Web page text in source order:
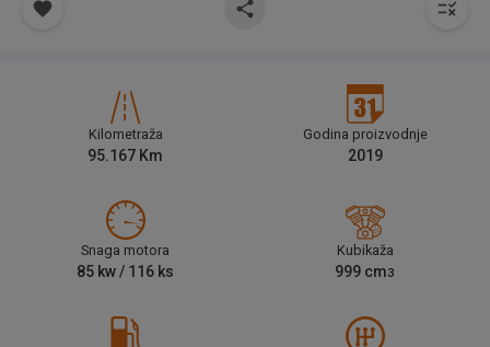
Kilometraža
95.167 Km
Godina proizvodnje
2019
Snaga motora
85 kw / 116 ks
Kubikaža
999 cm3